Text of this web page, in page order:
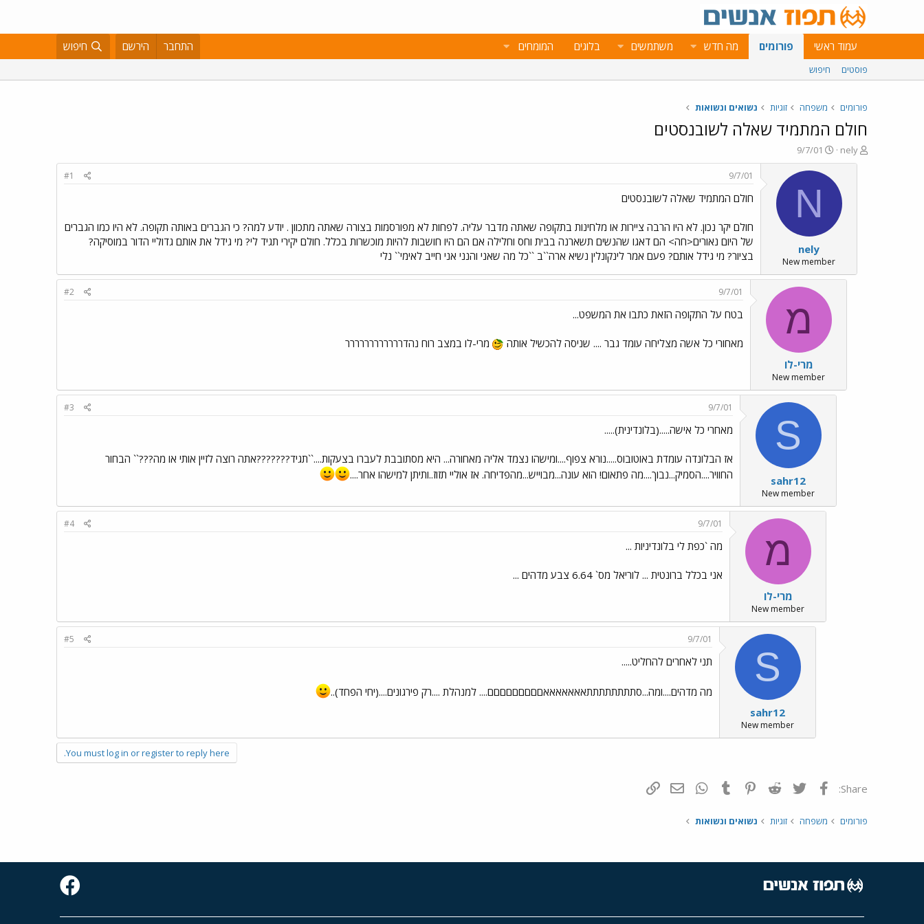
עמוד ראשי פורומים מה חדש משתמשים בלוגים המומחים התחבר הירשם חיפוש
פוסטים חיפוש
פורומים משפחה זוגיות נשואים ונשואות
חולם המתמיד שאלה לשובנסטים
פ
ו
nely
פ
ו
ר
א
ר
י
ך
9/7/01
N
nely
New member
9/7/01
#1
חולם המתמיד שאלה לשובנסטים
חולם יקר נכון. לא היו הרבה ציירות או מלחינות בתקופה שאתה מדבר עליה. לפחות לא מפורסמות בצורה שאתה מתכוון . יודע למה? כי הגברים באותה תקופה. לא היו כמו הגברים
של היום נאורים<חה> הם דאגו שהנשים תשארנה בבית וחס וחלילה אם הם היו חושבות להיות מוכשרות בכלל. חולם יקירי תגיד לי? מי גידל את אותם גדוליי הדור במוסיקה?
בציור? מי גידל אותם? פעם אמר לינקונלין נשיא ארה``ב ``כל מה שאני והנני אני חייב לאימי`` נלי
מ
מרי-לו
New member
9/7/01
#2
בטח על התקופה הזאת כתבו את המשפט...
מאחורי כל אשה מצליחה עומד גבר .... שניסה להכשיל אותה מרי-לו במצב רוח נהדרררררררררררר
S
sahr12
New member
9/7/01
#3
מאחרי כל אישה.....(בלונדינית).....
אז הבלונדה עומדת באוטובוס.....נורא צפוף....ומישהו נצמד אליה מאחורה... היא מסתובבת לעברו בצעקות....``תגיד???????אתה רוצה לזיין אותי או מה???`` הבחור
החוויר....הסמיק...נבוך....מה פתאום! הוא עונה...מבוייש...מהפדיחה. אז אוליי תזוז..ותיתן למישהו אחר....
מ
מרי-לו
New member
9/7/01
#4
מה `כפת לי בלונדיניות ...
אני בכלל ברונטית ... לוריאל מס` 6.64 צבע מדהים ...
S
sahr12
New member
9/7/01
#5
תני לאחרים להחליט.....
מה מדהים....ומה...סתתתתתתתתאאאאאאאםםםםםםםםם.... למנהלת ....רק פירגונים....(יחי הפחד)..
You must log in or register to reply here.
Share: פייסבוק Twitter
Reddit
Pinterest
Tumblr
WhatsAppדואר אלקטרוני
פורומים משפחה זוגיות נשואים ונשואות